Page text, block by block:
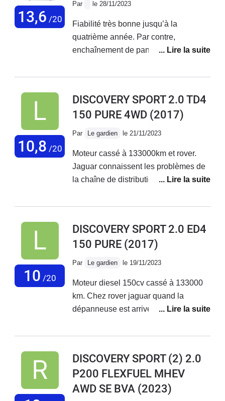
fuyez !!!
13,6 /20
Par le 28/11/2023
Fiabilité très bonne jusqu’à la
quatrième année. Par contre,
enchaînement de pannes
avec Remplacements répétées de
du turbo deux fois, remplacement de la
chaîne de distribution et maintenant
distribution. Infernal ! Ce moteur diesel
180ch Ingénium de première
génération est extrêmement fragile. Il
Landrover qui va vous le dire.
10,8 /20
DISCOVERY SPORT 2.0 TD4
150 PURE 4WD (2017)
Par Le gardien le 21/11/2023
Moteur cassé à 133000km et rover.
Jaguar connaissent les problèmes de
la chaîne de distribution. Arnaque
10 /20
DISCOVERY SPORT 2.0 ED4
150 PURE (2017)
Par Le gardien le 19/11/2023
Moteur diesel 150cv cassé à 133000
km. Chez rover jaguar quand la
dépanneuse est arrivée, petit sourire à
la merde !!"apparemment ce problème
diesel 150 et 180cv casse après les
100 000. A ce prix ? ???
DISCOVERY SPORT (2) 2.0
P200 FLEXFUEL MHEV
AWD SE BVA (2023)